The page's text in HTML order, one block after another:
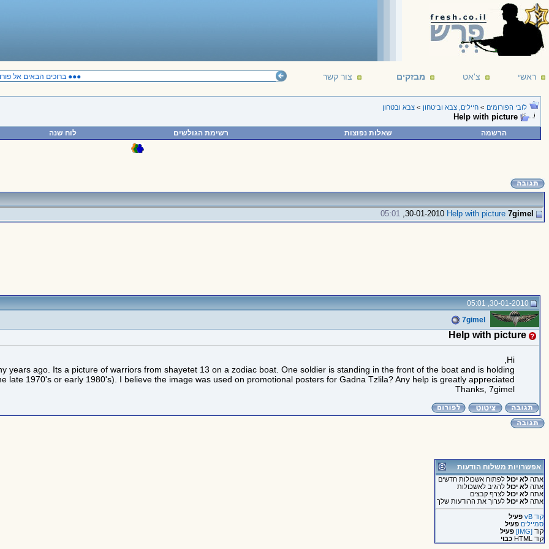
ראשי צ'אט מבזקים צור קשר ●●● ברוכים הבאים אל
לובי הפורומים > חיילים, צבא וביטחון > צבא ובטחון
Help with picture
הרשמה שאלות נפוצות רשימת הגולשים לוח שנה
7gimel
Help with picture
05:01
30-01-2010, 05:01
7gimel
Help with picture
Hi,
years ago. Its a picture of warriors from shayetet 13 on a zodiac boat. One soldier is standing in the front of the boat and is holding
late 1970's or early 1980's). I believe the image was used on promotional posters for Gadna Tzlila? Any help is greatly appreciated.
Thanks, 7gimel
אפשרויות משלוח הודעות
אתה לא יכוללפתוח אשכולות חדשים
אתה לא יכוללהגיב לאשכולות
אתה לא יכוללצרף קבצים
אתה לא יכוללערוך את ההודעות שלך
קוד vB
פעיל
סמיילים פעיל
קוד [IMG]
פעיל
קוד HTML
כבוי